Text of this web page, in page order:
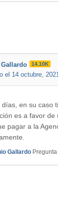
14.10K
el 14 octubre, 2021
días, en su caso
es a favor de
pagar a la
Gallardo